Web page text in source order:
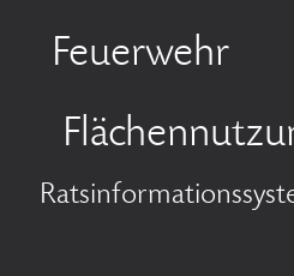
Feuerwehr